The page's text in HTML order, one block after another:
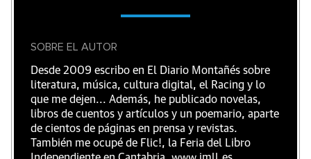
SOBRE EL AUTOR
Desde 2009 escribo en El Diario Montañés sobre
literatura, música, cultura digital, el Racing y lo
que me dejen... Además, he publicado novelas,
libros de cuentos y artículos y un poemario, aparte
de cientos de páginas en prensa y revistas.
También me ocupé de Flic!, la Feria del Libro